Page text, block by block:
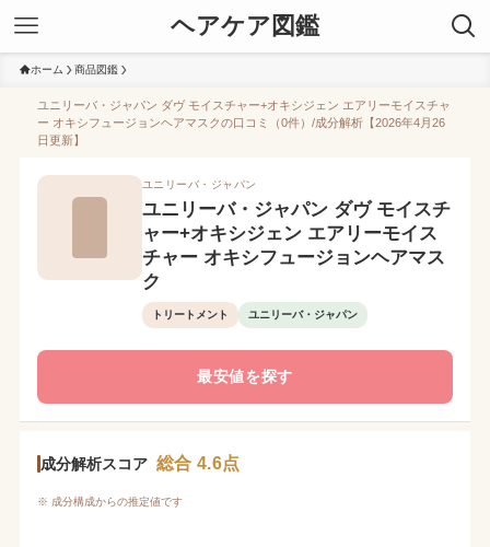
ヘアケア図鑑
ホーム 商品図鑑
ユニリーバ・ジャパン ダヴ モイスチャー+オキシジェン エアリーモイスチャ
ー オキシフュージョンヘアマスクの口コミ（0件）/成分解析【2026年4月26
日更新】
ユニリーバ・ジャパン
ユニリーバ・ジャパン ダヴ モイスチ
ャー+オキシジェン エアリーモイス
チャー オキシフュージョンヘアマス
ク
トリートメント ユニリーバ・ジャパン
最安値を探す
成分解析スコア 総合 4.6点
※ 成分構成からの推定値です